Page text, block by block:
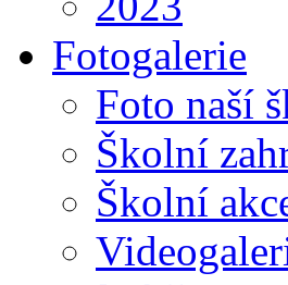
Fotogalerie
Foto naší
Školní
Školní